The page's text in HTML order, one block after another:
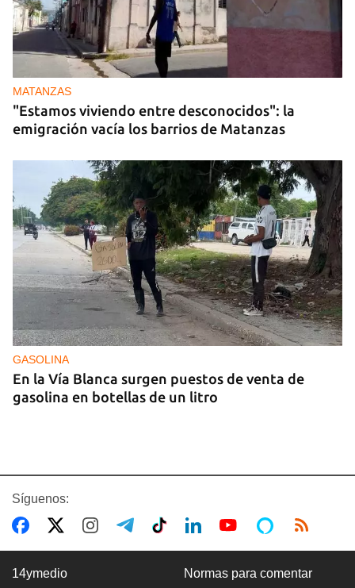
MATANZAS
"Estamos viviendo entre desconocidos": la
emigración vacía los barrios de Matanzas
GASOLINA
En la Vía Blanca surgen puestos de venta de
gasolina en botellas de un litro
Síguenos:
14ymedio Normas para comentar